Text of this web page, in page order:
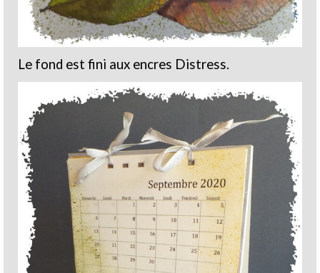
Le fond est fini aux encres Distress.